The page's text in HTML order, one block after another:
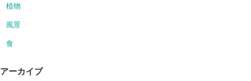
植物
風景
食
アーカイブ